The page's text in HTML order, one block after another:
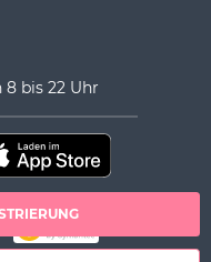
8 bis 22 Uhr